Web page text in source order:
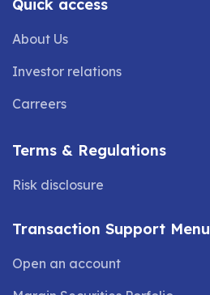
Quick access
About Us
Investor relations
Carreers
Terms & Regulations
Risk disclosure
Transaction Support Menu
Open an account